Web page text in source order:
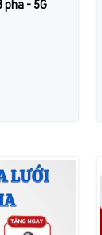
pha - 5G